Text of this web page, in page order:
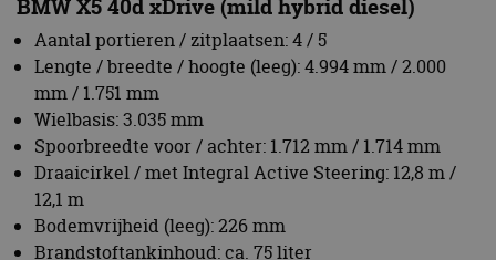
Brandstoftankinhoud: ca. 75 liter
Leeggewicht voertuig (DIN / EU): 2.355 kg / 2.430 kg
Laadvermogen volgens DIN: 670 kg
Toegestaan totaalgewicht: 3.025 kg
Toegestane aslasten voor / achter: 1.420 kg / 1.740 kg
Max. toegestane aanhangerlast geremd (12%) /
ongeremd: 3.000 kg / 750 kg
Max. toegestane daklast / kogeldruk: 100 kg / 140 kg
Bagageruimtevolume: 655 – 1.850 liter
banner
Script.com
Naam
Aanbieder
/ Domein
Naam
/Domein